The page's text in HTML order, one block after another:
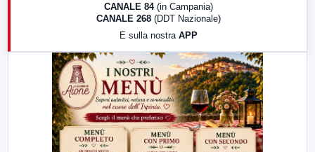
LabNews (replica)
CANALE 84 (in Campania)
CANALE 268 (DDT Nazionale)
E sulla nostra APP